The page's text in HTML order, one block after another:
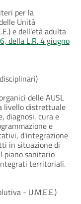
per la
Unità
e dell'età adulta
della L.R. 4 giugno
delle AUSL
livello distrettuale
diagnosi, cura e
e
d'integrazione
in situazione di
piano sanitario
territoriali.
- U.M.E.E.)